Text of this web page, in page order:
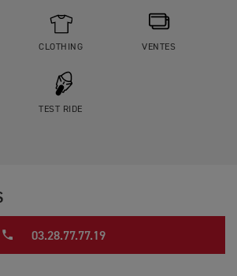
CLOTHING VENTES
TEST RIDE
03.28.77.77.19